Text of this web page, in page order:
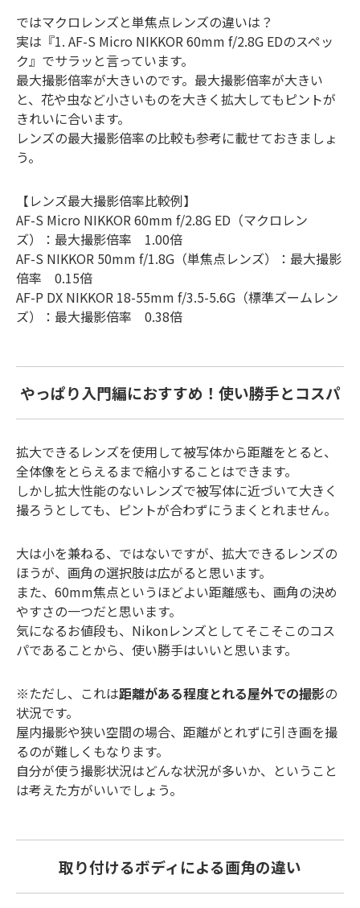
ではマクロレンズと単焦点レンズの違いは？
実は『1. AF-S Micro NIKKOR 60mm f/2.8G EDのスペッ
ク』でサラッと言っています。
最大撮影倍率が大きいのです。最大撮影倍率が大きい
と、花や虫など小さいものを大きく拡大してもピントが
きれいに合います。
レンズの最大撮影倍率の比較も参考に載せておきましょ
う。
【レンズ最大撮影倍率比較例】
AF-S Micro NIKKOR 60mm f/2.8G ED（マクロレン
ズ）：最大撮影倍率 1.00倍
AF-S NIKKOR 50mm f/1.8G（単焦点レンズ）：最大撮影
倍率 0.15倍
AF-P DX NIKKOR 18-55mm f/3.5-5.6G（標準ズームレン
ズ）：最大撮影倍率 0.38倍
やっぱり入門編におすすめ！使い勝手とコスパ
拡大できるレンズを使用して被写体から距離をとると、
全体像をとらえるまで縮小することはできます。
しかし拡大性能のないレンズで被写体に近づいて大きく
撮ろうとしても、ピントが合わずにうまくとれません。
大は小を兼ねる、ではないですが、拡大できるレンズの
ほうが、画角の選択肢は広がると思います。
また、60mm焦点というほどよい距離感も、画角の決め
やすさの一つだと思います。
気になるお値段も、Nikonレンズとしてそこそこのコス
パであることから、使い勝手はいいと思います。
※ただし、これは距離がある程度とれる屋外での撮影の
状況です。
屋内撮影や狭い空間の場合、距離がとれずに引き画を撮
るのが難しくもなります。
自分が使う撮影状況はどんな状況が多いか、ということ
は考えた方がいいでしょう。
取り付けるボディによる画角の違い